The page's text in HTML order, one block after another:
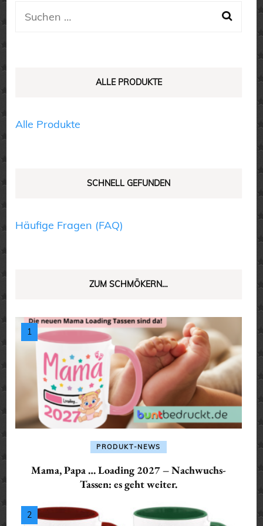
können
gewählt
Suchen
ALLE PRODUKTE
Alle Produkte
SCHNELL GEFUNDEN
Häufige Fragen (FAQ)
ZUM SCHMÖKERN…
PRODUKT-NEWS
Mama, Papa … Loading 2027 – Nachwuchs-
Tassen: es geht weiter.